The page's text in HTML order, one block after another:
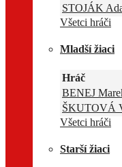
STOJÁK
Všetci hráči
Mladší žiaci
Hráč
BENEJ
ŠKUTOVÁ
Všetci hráči
Starší žiaci